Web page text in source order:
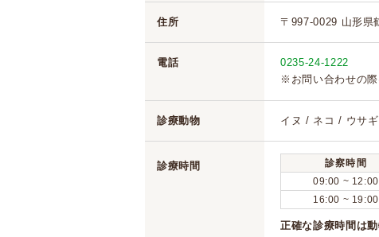
住所 〒997-0029 山形県
電話
0235-24-1222
※お問い合わせの際
診療動物 イヌ / ネコ / ウサ
診療時間 診察時間
09:00 ~ 12:00
16:00 ~ 19:00
正確な診療時間は